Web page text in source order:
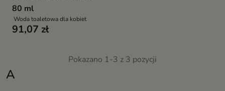
A
80 ml
Woda toaletowa dla kobiet
91,07 zł
Pokazano 1-3 z 3 pozycji